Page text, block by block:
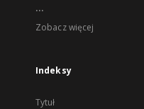
...
Zobacz więcej
Indeksy
Tytuł